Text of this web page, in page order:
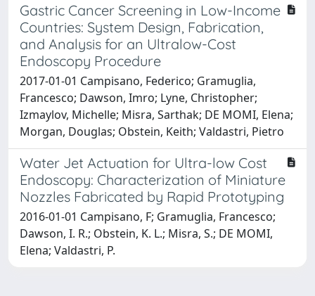
Gastric Cancer Screening in Low­-Income
Countries: System Design, Fabrication,
and Analysis for an Ultralow-Cost
Endoscopy Procedure
2017-01-01 Campisano, Federico; Gramuglia,
Francesco; Dawson, Imro; Lyne, Christopher;
Izmaylov, Michelle; Misra, Sarthak; DE MOMI, Elena;
Morgan, Douglas; Obstein, Keith; Valdastri, Pietro
Water Jet Actuation for Ultra-low Cost
Endoscopy: Characterization of Miniature
Nozzles Fabricated by Rapid Prototyping
2016-01-01 Campisano, F; Gramuglia, Francesco;
Dawson, I. R.; Obstein, K. L.; Misra, S.; DE MOMI,
Elena; Valdastri, P.